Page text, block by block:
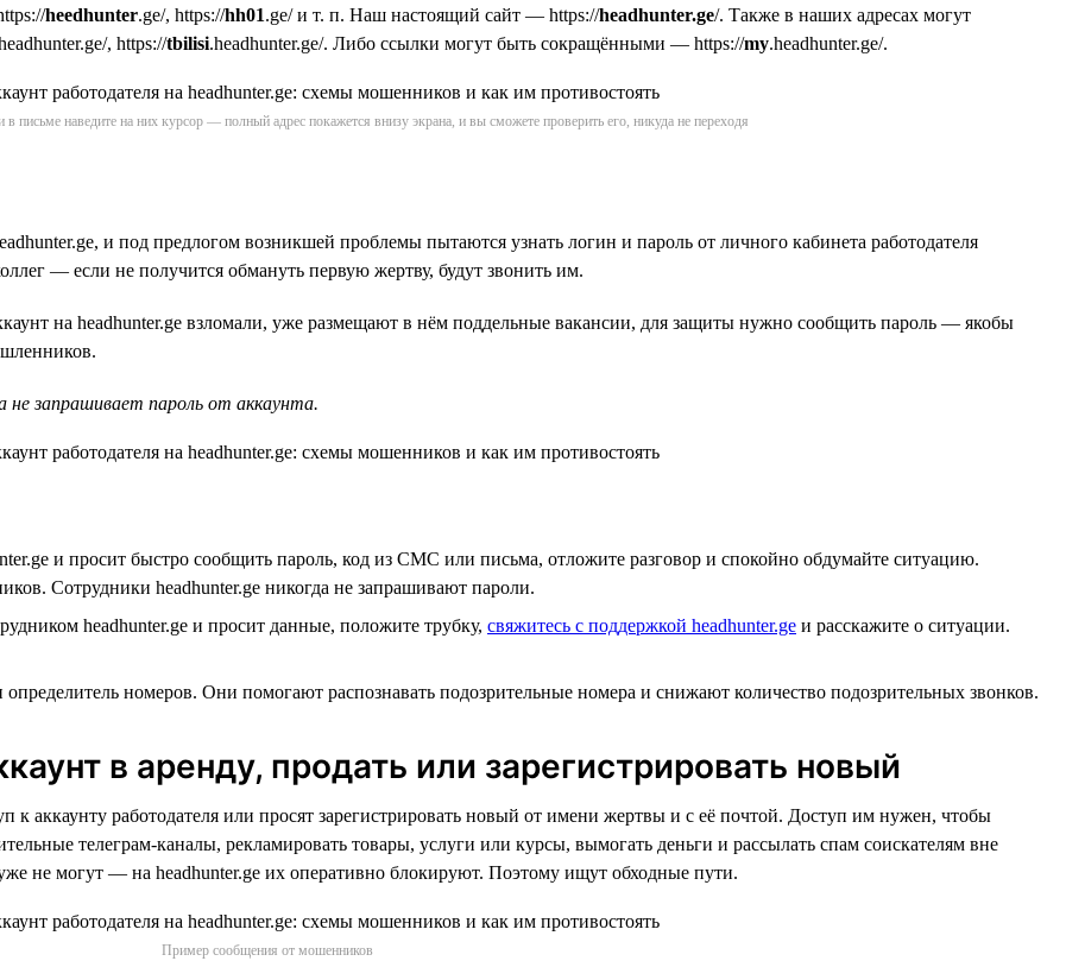
heedhunter.ge/, https://hh01.ge/ и т. п. Наш настоящий сайт — https://headhunter.ge/. Также в наших адресах могут
, https://tbilisi.headhunter.ge/. Либо ссылки могут быть сокращёнными — https://my.headhunter.ge/.
письме наведите на них курсор — полный адрес покажется внизу экрана, и вы сможете проверить его, никуда не переходя
и под предлогом возникшей проблемы пытаются узнать логин и пароль от личного кабинета работодателя
— если не получится обмануть первую жертву, будут звонить им.
на headhunter.ge взломали, уже размещают в нём поддельные вакансии, для защиты нужно сообщить пароль — якобы
не запрашивает пароль от аккаунта.
и просит быстро сообщить пароль, код из СМС или письма, отложите разговор и спокойно обдумайте ситуацию.
Сотрудники headhunter.ge никогда не запрашивают пароли.
headhunter.ge и просит данные, положите трубку, свяжитесь с поддержкой headhunter.ge и расскажите о ситуации.
номеров. Они помогают распознавать подозрительные номера и снижают количество подозрительных звонков.
в аренду, продать или зарегистрировать новый
аккаунту работодателя или просят зарегистрировать новый от имени жертвы и с её почтой. Доступ им нужен, чтобы
телеграм-каналы, рекламировать товары, услуги или курсы, вымогать деньги и рассылать спам соискателям вне
не могут — на headhunter.ge их оперативно блокируют. Поэтому ищут обходные пути.
Пример сообщения от мошенников